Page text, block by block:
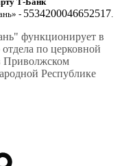
- 5534200046652517
функционирует в
по церковной
Приволжском
Республике